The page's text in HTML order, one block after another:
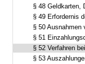
§ 48 Geldkarten,
§ 49 Erfordernis
§ 50 Ausnahmen
§ 51
§ 52 Verfahren
§ 53